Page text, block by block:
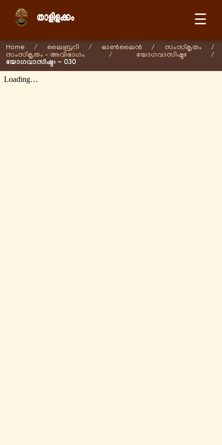
☰
Home / ലൈബ്രറി / ഓണ്‍ലൈന്‍ / സംസ്കൃതം
/
സംസ്കൃതം - അവിഭാഗം
/ യോഗവാസിഷ്ഠഃ /
യോഗവാസിഷ്ഠഃ - 030